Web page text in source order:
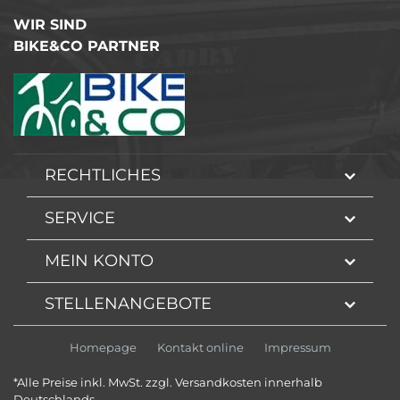
WIR SIND
BIKE&CO PARTNER
RECHTLICHES
SERVICE
MEIN KONTO
STELLENANGEBOTE
Homepage Kontakt online Impressum
*Alle Preise inkl. MwSt. zzgl. Versandkosten innerhalb